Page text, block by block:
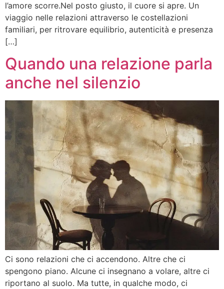
l’amore scorre.Nel posto giusto, il cuore si apre. Un
viaggio nelle relazioni attraverso le costellazioni
familiari, per ritrovare equilibrio, autenticità e presenza
[…]
Quando una relazione parla
anche nel silenzio
Ci sono relazioni che ci accendono. Altre che ci
spengono piano. Alcune ci insegnano a volare, altre ci
riportano al suolo. Ma tutte, in qualche modo, ci